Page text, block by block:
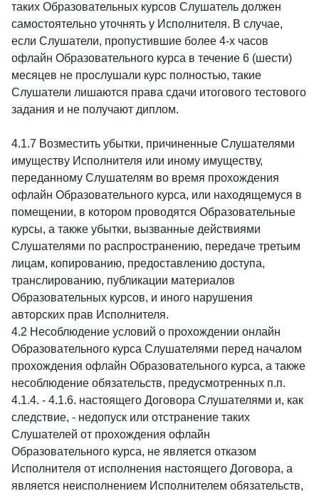
таких Образовательных курсов Слушатель должен
самостоятельно уточнять у Исполнителя. В случае,
если Слушатели, пропустившие более 4-х часов
офлайн Образовательного курса в течение 6 (шести)
месяцев не прослушали курс полностью, такие
Слушатели лишаются права сдачи итогового тестового
задания и не получают диплом.
4.1.7 Возместить убытки, причиненные Слушателями
имуществу Исполнителя или иному имуществу,
переданному Слушателям во время прохождения
офлайн Образовательного курса, или находящемуся в
помещении, в котором проводятся Образовательные
курсы, а также убытки, вызванные действиями
Слушателями по распространению, передаче третьим
лицам, копированию, предоставлению доступа,
транслированию, публикации материалов
Образовательных курсов, и иного нарушения
авторских прав Исполнителя.
4.2 Несоблюдение условий о прохождении онлайн
Образовательного курса Слушателями перед началом
прохождения офлайн Образовательного курса, а также
несоблюдение обязательств, предусмотренных п.п.
4.1.4. - 4.1.6. настоящего Договора Слушателями и, как
следствие, - недопуск или отстранение таких
Слушателей от прохождения офлайн
Образовательного курса, не является отказом
Исполнителя от исполнения настоящего Договора, а
является неисполнением Исполнителем обязательств,